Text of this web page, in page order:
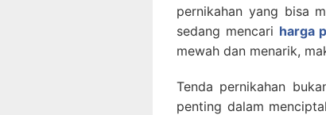
pernikahan yang bisa
sedang mencari harga
mewah dan menarik,
Tenda pernikahan
penting dalam